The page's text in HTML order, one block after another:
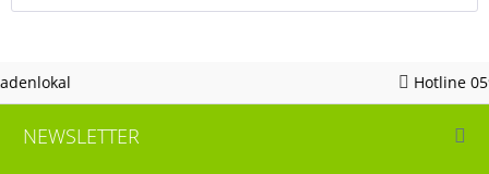
Hotline 05963 - 982823
NEWSLETTER